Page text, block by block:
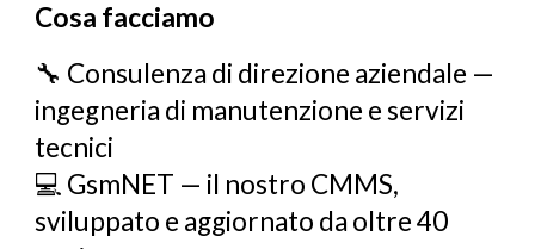
Cosa facciamo
🔧 Consulenza di direzione aziendale —
ingegneria di manutenzione e servizi
tecnici
💻 GsmNET — il nostro CMMS,
sviluppato e aggiornato da oltre 40